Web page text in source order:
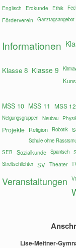
Englisch Erdkunde Ethik
Förderverein Ganztagsangebot
Informationen
Klasse 8 Klasse 9
MSS 10 MSS 11 MSS 12
Neigungsgruppen Neubau
Projekte Religion Robotik
Schule ohne
SEB
Sozialkunde Spanisch
Streitschlichter SV Theater
Veranstaltungen
Lise-Meitner-